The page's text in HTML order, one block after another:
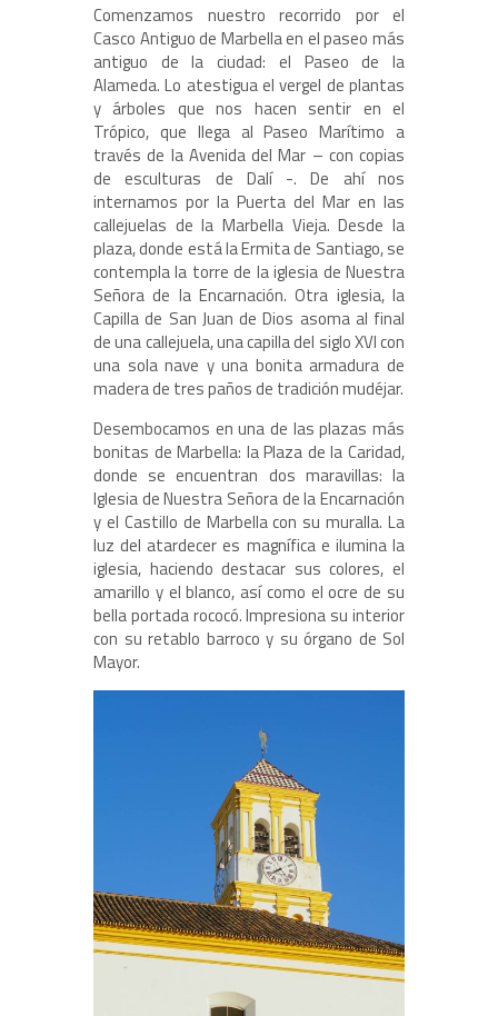
Comenzamos nuestro recorrido por el
Casco Antiguo de Marbella en el paseo más
antiguo de la ciudad: el Paseo de la
Alameda. Lo atestigua el vergel de plantas
y árboles que nos hacen sentir en el
Trópico, que llega al Paseo Marítimo a
través de la Avenida del Mar – con copias
de esculturas de Dalí -. De ahí nos
internamos por la Puerta del Mar en las
callejuelas de la Marbella Vieja. Desde la
plaza, donde está la Ermita de Santiago, se
contempla la torre de la iglesia de Nuestra
Señora de la Encarnación. Otra iglesia, la
Capilla de San Juan de Dios asoma al final
de una callejuela, una capilla del siglo XVI con
una sola nave y una bonita armadura de
madera de tres paños de tradición mudéjar.
Desembocamos en una de las plazas más
bonitas de Marbella: la Plaza de la Caridad,
donde se encuentran dos maravillas: la
Iglesia de Nuestra Señora de la Encarnación
y el Castillo de Marbella con su muralla. La
luz del atardecer es magnífica e ilumina la
iglesia, haciendo destacar sus colores, el
amarillo y el blanco, así como el ocre de su
bella portada rococó. Impresiona su interior
con su retablo barroco y su órgano de Sol
Mayor.